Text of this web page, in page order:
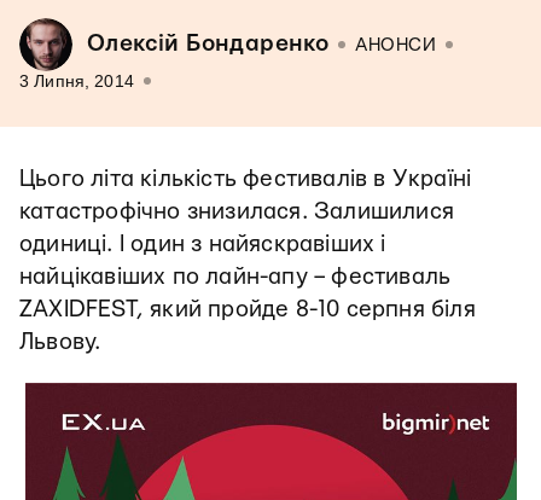
Олексій Бондаренко АНОНСИ
3 Липня, 2014
Цього літа кількість фестивалів в Україні
катастрофічно знизилася. Залишилися
одиниці. І один з найяскравіших і
найцікавіших по лайн-апу – фестиваль
ZAXIDFEST, який пройде 8-10 серпня біля
Львову.